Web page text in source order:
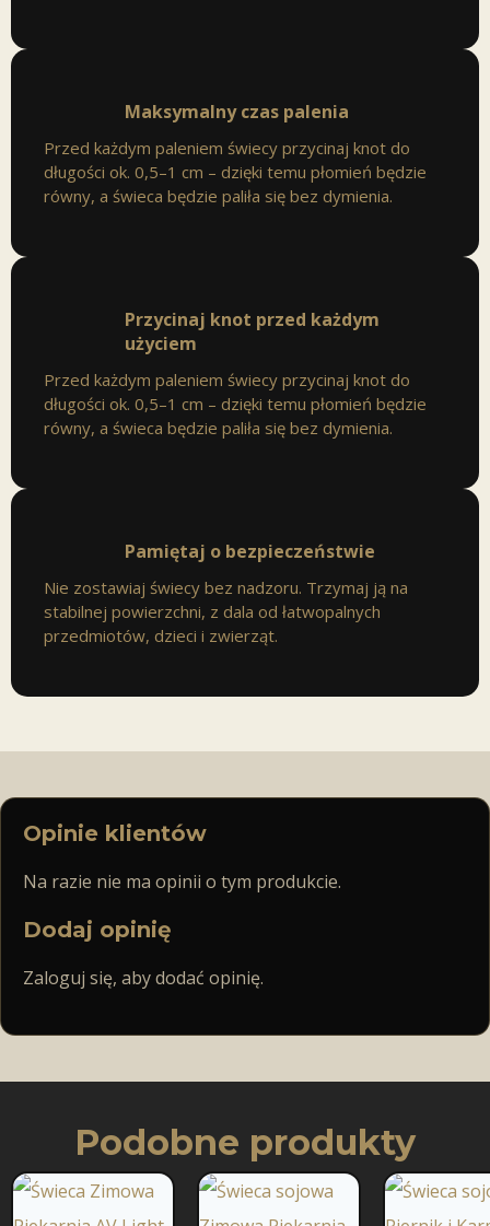
Maksymalny czas palenia
Przed każdym paleniem świecy przycinaj knot do
długości ok. 0,5–1 cm – dzięki temu płomień będzie
równy, a świeca będzie paliła się bez dymienia.
Przycinaj knot przed każdym
użyciem
Przed każdym paleniem świecy przycinaj knot do
długości ok. 0,5–1 cm – dzięki temu płomień będzie
równy, a świeca będzie paliła się bez dymienia.
Pamiętaj o bezpieczeństwie
Nie zostawiaj świecy bez nadzoru. Trzymaj ją na
stabilnej powierzchni, z dala od łatwopalnych
przedmiotów, dzieci i zwierząt.
Opinie klientów
Na razie nie ma opinii o tym produkcie.
Dodaj opinię
Zaloguj się, aby dodać opinię.
Podobne produkty